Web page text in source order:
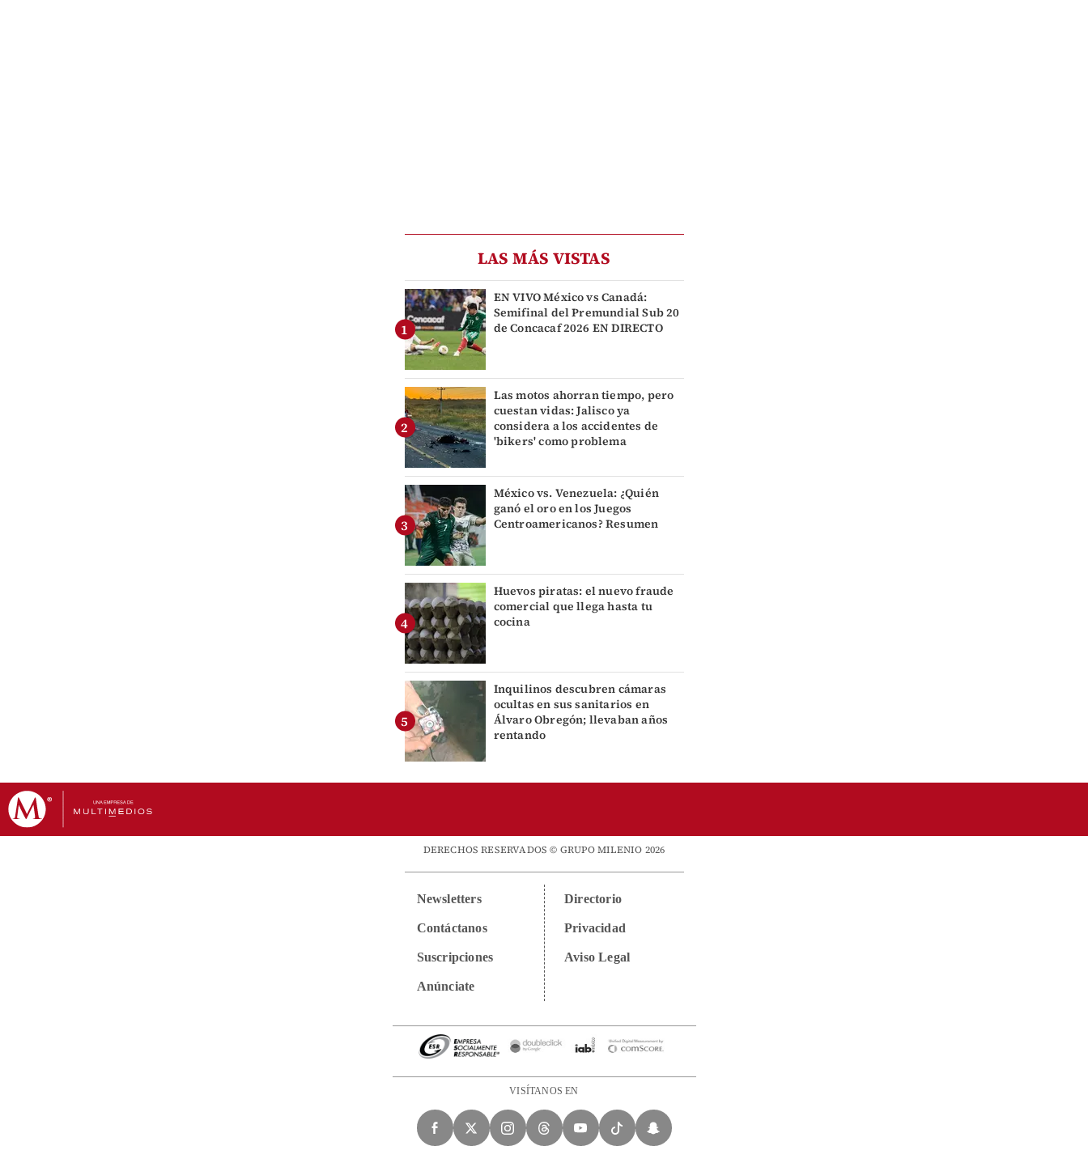
LAS MÁS VISTAS
EN VIVO México vs Canadá:
Semifinal del Premundial Sub 20
de Concacaf 2026 EN DIRECTO
Las motos ahorran tiempo, pero
cuestan vidas: Jalisco ya
considera a los accidentes de
'bikers' como problema
México vs. Venezuela: ¿Quién
ganó el oro en los Juegos
Centroamericanos? Resumen
Huevos piratas: el nuevo fraude
comercial que llega hasta tu
cocina
Inquilinos descubren cámaras
ocultas en sus sanitarios en
Álvaro Obregón; llevaban años
rentando
DERECHOS RESERVADOS © GRUPO MILENIO 2026
Newsletters
Contáctanos
Suscripciones
Anúnciate
Directorio
Privacidad
Aviso Legal
VISÍTANOS EN